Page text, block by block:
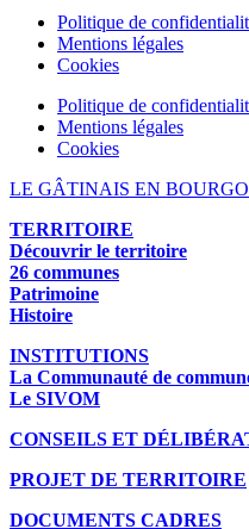
Politique de
Mentions légales
Cookies
Politique de
Mentions légales
Cookies
LE GÂTINAIS EN
TERRITOIRE
Découvrir le territoire
26 communes
Patrimoine
Histoire
INSTITUTIONS
La Communauté de
Le SIVOM
CONSEILS ET
PROJET DE TERRITOIRE
DOCUMENTS CADRES